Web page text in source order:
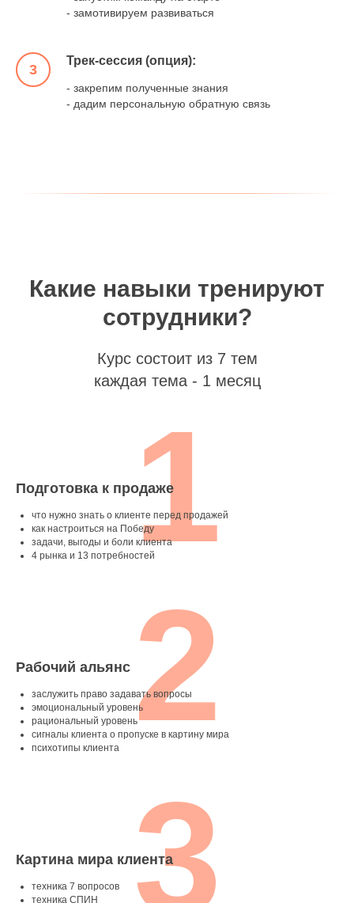
- замотивируем развиваться
3
Трек-сессия (опция):
- закрепим полученные знания
- дадим персональную обратную связь
Какие навыки тренируют
сотрудники?
Курс состоит из 7 тем
каждая тема - 1 месяц
Подготовка к продаже
что нужно знать о клиенте перед продажей
как настроиться на Победу
задачи, выгоды и боли клиента
4 рынка и 13 потребностей1
Рабочий альянс
заслужить право задавать вопросы
эмоциональный уровень
рациональный уровень
сигналы клиента о пропуске в картину мира
психотипы клиента
2
Картина мира клиента
техника 7 вопросов
техника СПИН
3